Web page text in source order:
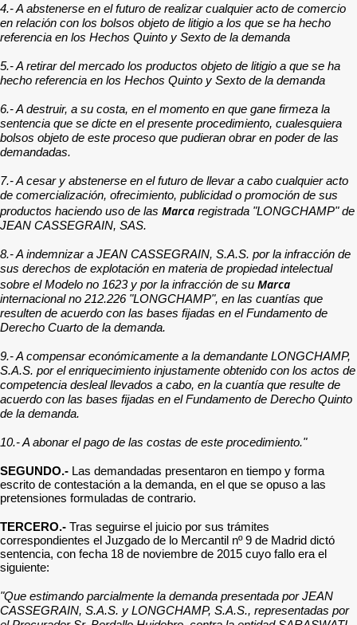
4.- A abstenerse en el futuro de realizar cualquier acto de comercio
en relación con los bolsos objeto de litigio a los que se ha hecho
referencia en los Hechos Quinto y Sexto de la demanda
5.- A retirar del mercado los productos objeto de litigio a que se ha
hecho referencia en los Hechos Quinto y Sexto de la demanda
6.- A destruir, a su costa, en el momento en que gane firmeza la
sentencia que se dicte en el presente procedimiento, cualesquiera
bolsos objeto de este proceso que pudieran obrar en poder de las
demandadas.
7.- A cesar y abstenerse en el futuro de llevar a cabo cualquier acto
de comercialización, ofrecimiento, publicidad o promoción de sus
productos haciendo uso de las Marca registrada "LONGCHAMP" de
JEAN CASSEGRAIN, SAS.
8.- A indemnizar a JEAN CASSEGRAIN, S.A.S. por la infracción de
sus derechos de explotación en materia de propiedad intelectual
sobre el Modelo no 1623 y por la infracción de su Marca
internacional no 212.226 "LONGCHAMP", en las cuantías que
resulten de acuerdo con las bases fijadas en el Fundamento de
Derecho Cuarto de la demanda.
9.- A compensar económicamente a la demandante LONGCHAMP,
S.A.S. por el enriquecimiento injustamente obtenido con los actos de
competencia desleal llevados a cabo, en la cuantía que resulte de
acuerdo con las bases fijadas en el Fundamento de Derecho Quinto
de la demanda.
10.- A abonar el pago de las costas de este procedimiento."
SEGUNDO.- Las demandadas presentaron en tiempo y forma
escrito de contestación a la demanda, en el que se opuso a las
pretensiones formuladas de contrario.
TERCERO.- Tras seguirse el juicio por sus trámites
correspondientes el Juzgado de lo Mercantil nº 9 de Madrid dictó
sentencia, con fecha 18 de noviembre de 2015 cuyo fallo era el
siguiente:
"Que estimando parcialmente la demanda presentada por JEAN
CASSEGRAIN, S.A.S. y LONGCHAMP, S.A.S., representadas por